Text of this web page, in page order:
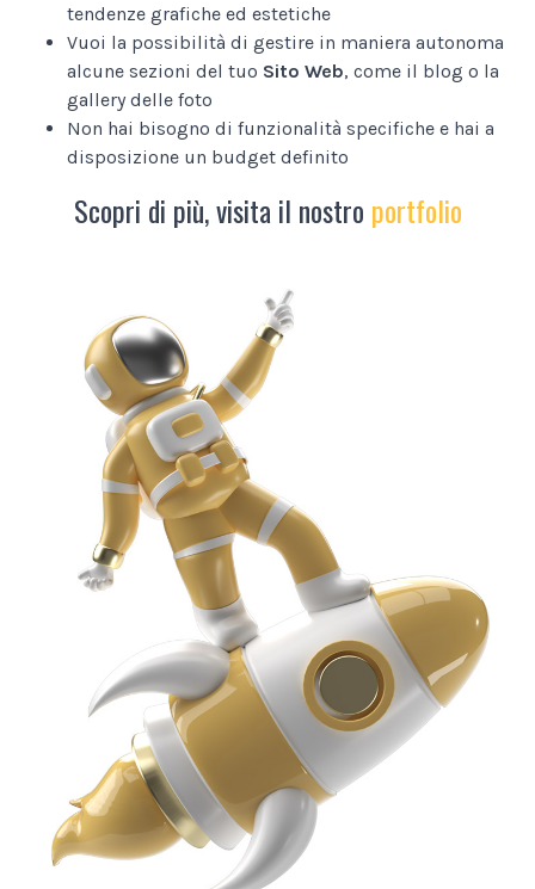
tendenze grafiche ed estetiche
Vuoi la possibilità di gestire in maniera autonoma
alcune sezioni del tuo Sito Web, come il blog o la
gallery delle foto
Non hai bisogno di funzionalità specifiche e hai a
disposizione un budget definito
Scopri di più, visita il nostro portfolio